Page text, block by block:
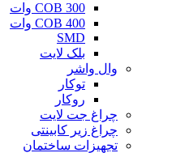
COB 300 وات
COB 400 وات
SMD
بلک لایت
وال واشر
توکار
روکار
چراغ جت لایت
چراغ زیر کابینتی
تجهیزات ساختمان